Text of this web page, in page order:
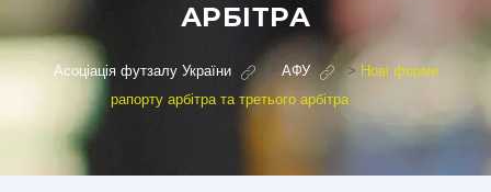
АРБІТРА
Асоціація футзалу України >АФУ > Нові форми
рапорту арбітра та третього арбітра